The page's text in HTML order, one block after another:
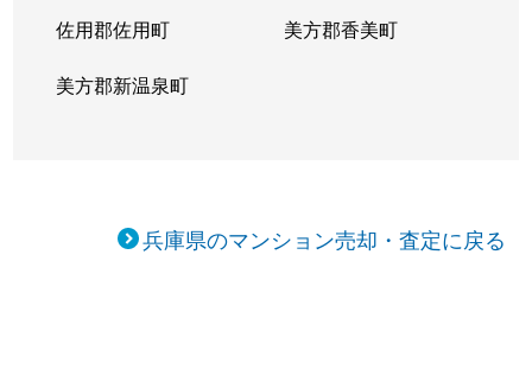
佐用郡佐用町 美方郡香美町
美方郡新温泉町
兵庫県のマンション売却・査定に戻る